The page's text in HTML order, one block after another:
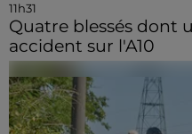
11h31
Quatre blessés dont
accident sur l'A10